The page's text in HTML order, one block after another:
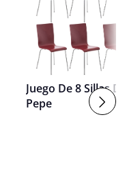
Juego De 8 Sillas
Pepe